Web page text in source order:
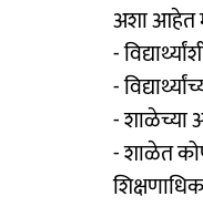
अशा आहेत
-
-
- शाळेच्या
- शाळेत